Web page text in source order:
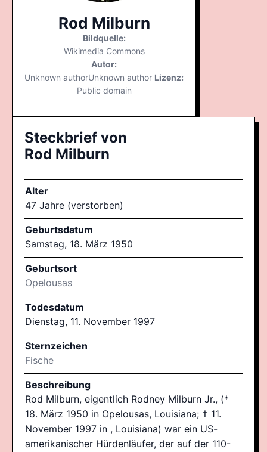
Rod Milburn
Bildquelle:
Wikimedia Commons
Autor:
Unknown authorUnknown author Lizenz:
Public domain
Steckbrief von
Rod Milburn
Alter
47 Jahre (verstorben)
Geburtsdatum
Samstag, 18. März 1950
Geburtsort
Opelousas
Todesdatum
Dienstag, 11. November 1997
Sternzeichen
Fische
Beschreibung
Rod Milburn, eigentlich Rodney Milburn Jr., (*
18. März 1950 in Opelousas, Louisiana; † 11.
November 1997 in , Louisiana) war ein US-
amerikanischer Hürdenläufer, der auf der 110-